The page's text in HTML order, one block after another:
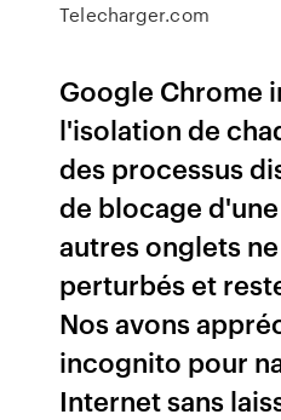
Telecharger.com
Google Chrome
l'isolation de
des processus
de blocage
autres onglets
perturbés et
Nos avons
incognito pour
Internet sans